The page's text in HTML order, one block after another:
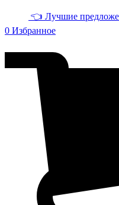
👈 Лучшие
0 Избранное